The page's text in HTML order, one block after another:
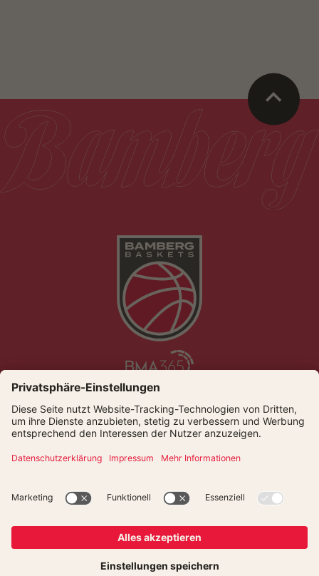
Die Bamberg Baskets live und auf Abruf bei Dyn
© Bamberger Basketball GmbH
Presse
Datenschutz
Newsletter
Cookies